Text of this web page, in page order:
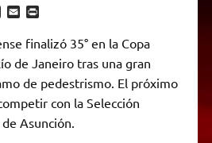
C
y
L
n
k
E
i
l
P
n
t
r
i
n
finalizó 35° en la Copa
de Janeiro tras una gran
de pedestrismo. El próximo
con la Selección
Asunción.